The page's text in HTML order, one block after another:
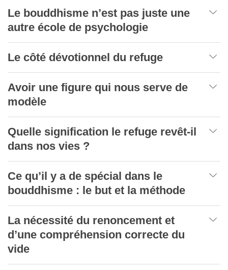
Le bouddhisme n’est pas juste une
autre école de psychologie
Le côté dévotionnel du refuge
Avoir une figure qui nous serve de
modèle
Quelle signification le refuge revêt-il
dans nos vies ?
Ce qu’il y a de spécial dans le
bouddhisme : le but et la méthode
La nécessité du renoncement et
d’une compréhension correcte du
vide